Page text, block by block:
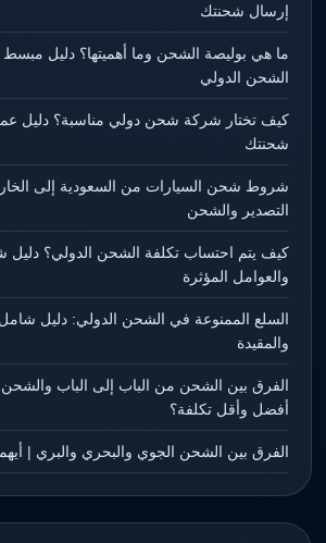
إرسال شحنتك
ما هي بوليصة الشحن وما أهميتها؟ دليل
الشحن الدولي
كيف تختار شركة شحن دولي مناسبة؟ دليل
شحنتك
شروط شحن السيارات من السعودية إلى
التصدير والشحن
كيف يتم احتساب تكلفة الشحن الدولي؟ دليل
والعوامل المؤثرة
السلع الممنوعة في الشحن الدولي: دليل
والمقيدة
الفرق بين الشحن من الباب إلى الباب والشحن
أفضل وأقل تكلفة؟
الفرق بين الشحن الجوي والبحري والبري |